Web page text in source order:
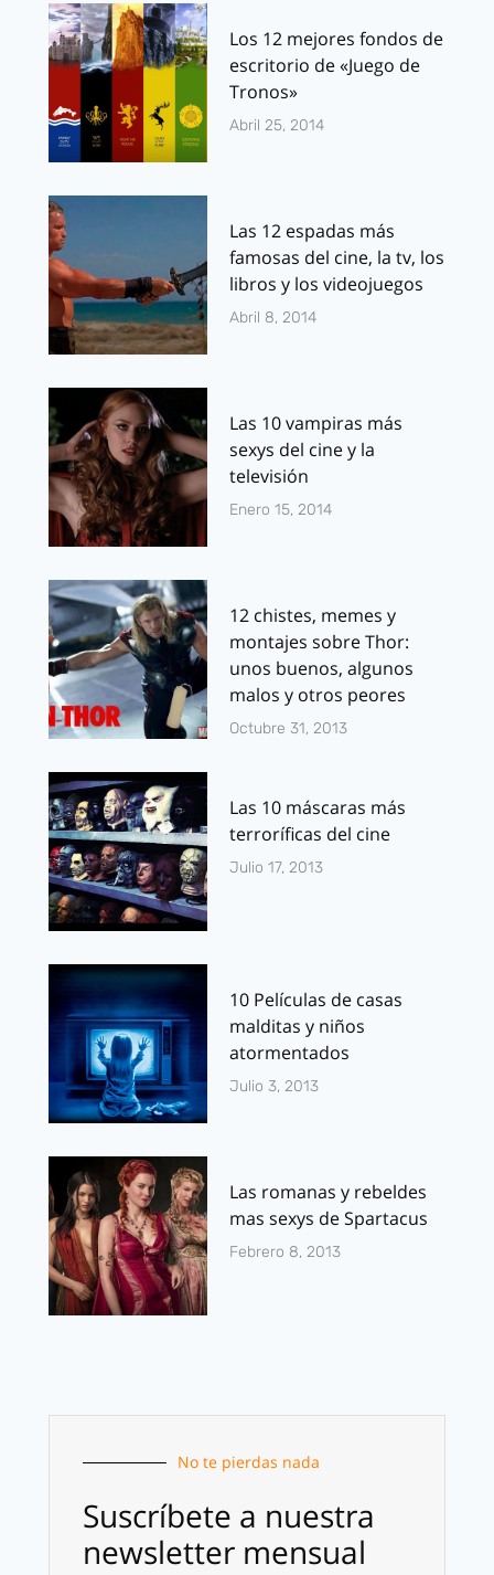
Los 12 mejores fondos de
escritorio de «Juego de
Tronos»
Abril 25, 2014
Las 12 espadas más
famosas del cine, la tv, los
libros y los videojuegos
Abril 8, 2014
Las 10 vampiras más
sexys del cine y la
televisión
Enero 15, 2014
12 chistes, memes y
montajes sobre Thor:
unos buenos, algunos
malos y otros peores
Octubre 31, 2013
Las 10 máscaras más
terroríficas del cine
Julio 17, 2013
10 Películas de casas
malditas y niños
atormentados
Julio 3, 2013
Las romanas y rebeldes
mas sexys de Spartacus
Febrero 8, 2013
No te pierdas nada
Suscríbete a nuestra
newsletter mensual